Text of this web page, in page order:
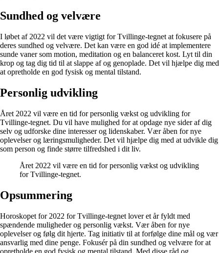
Sundhed og velvære
I løbet af 2022 vil det være vigtigt for Tvillinge-tegnet at fokusere på
deres sundhed og velvære. Det kan være en god idé at implementere
sunde vaner som motion, meditation og en balanceret kost. Lyt til din
krop og tag dig tid til at slappe af og genoplade. Det vil hjælpe dig med
at opretholde en god fysisk og mental tilstand.
Personlig udvikling
Året 2022 vil være en tid for personlig vækst og udvikling for
Tvillinge-tegnet. Du vil have mulighed for at opdage nye sider af dig
selv og udforske dine interesser og lidenskaber. Vær åben for nye
oplevelser og læringsmuligheder. Det vil hjælpe dig med at udvikle dig
som person og finde større tilfredshed i dit liv.
Året 2022 vil være en tid for personlig vækst og udvikling
for Tvillinge-tegnet.
Opsummering
Horoskopet for 2022 for Tvillinge-tegnet lover et år fyldt med
spændende muligheder og personlig vækst. Vær åben for nye
oplevelser og følg dit hjerte. Tag initiativ til at forfølge dine mål og vær
ansvarlig med dine penge. Fokusér på din sundhed og velvære for at
opretholde en god fysisk og mental tilstand. Med disse råd og